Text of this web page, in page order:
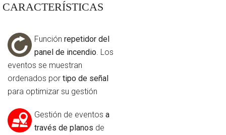
CARACTERÍSTICAS
Funciónrepetidor del
panel de incendio . Los
eventos se muestran
ordenados por tipo de señal
para optimizar su gestión
Gestión de eventosa
través de planos de